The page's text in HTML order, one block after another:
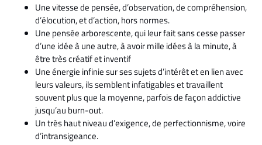
Une vitesse de pensée, d’observation, de compréhension,
d’élocution, et d’action, hors normes.
Une pensée arborescente, qui leur fait sans cesse passer
d’une idée à une autre, à avoir mille idées à la minute, à
être très créatif et inventif
Une énergie infinie sur ses sujets d’intérêt et en lien avec
leurs valeurs, ils semblent infatigables et travaillent
souvent plus que la moyenne, parfois de façon addictive
jusqu’au burn-out.
Un très haut niveau d’exigence, de perfectionnisme, voire
d’intransigeance.